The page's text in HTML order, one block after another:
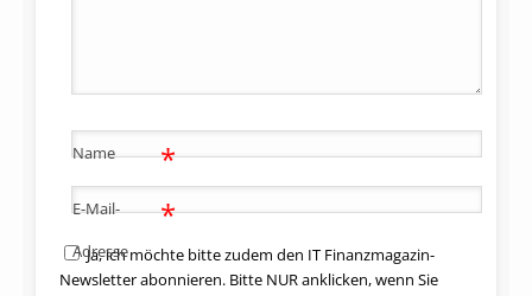
Name *
E-Mail-
Adresse
*
Ja, ich möchte bitte zudem den IT Finanzmagazin-
Newsletter abonnieren. Bitte NUR anklicken, wenn Sie